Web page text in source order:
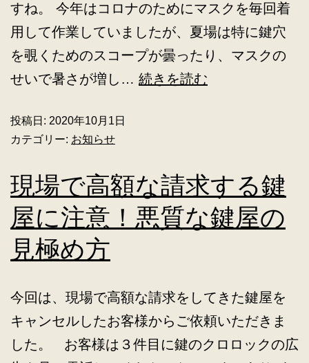
すね。 今年はコロナのためにマスクを毎回着
用して作業していましたが、夏場は特に鍵穴
を覗くためのスコープが曇ったり、マスクの
せいで暑さが増し… 続きを読む
投稿日: 2020年10月1日
カテゴリー: お知らせ
現場で高額な請求する鍵
屋に注意！悪質な鍵屋の
見極め方
今回は、現場で高額な請求をしてきた鍵屋を
キャンセルしたお客様からご依頼いただきま
した。 お客様は３件目に鍵のクロロックの広